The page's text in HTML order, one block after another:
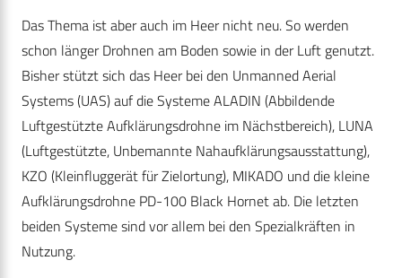
Das Thema ist aber auch im Heer nicht neu. So werden
schon länger Drohnen am Boden sowie in der Luft genutzt.
Bisher stützt sich das Heer bei den Unmanned Aerial
Systems (UAS) auf die Systeme ALADIN (Abbildende
Luftgestützte Aufklärungsdrohne im Nächstbereich), LUNA
(Luftgestützte, Unbemannte Nahaufklärungsausstattung),
KZO (Kleinfluggerät für Zielortung), MIKADO und die kleine
Aufklärungsdrohne PD-100 Black Hornet ab. Die letzten
beiden Systeme sind vor allem bei den Spezialkräften in
Nutzung.